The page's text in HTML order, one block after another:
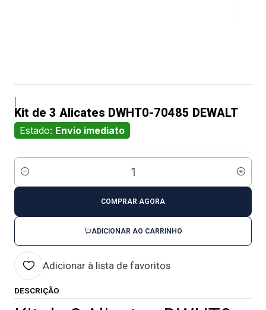
Kit de 3 Alicates DWHT0-70485 DEWALT
Estado: Envio imediato
Quantidade
ADICIONAR AO CARRINHO
COMPRAR AGORA
Adicionar à lista de favoritos
DESCRIÇÃO